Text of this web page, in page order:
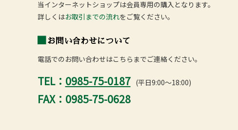
当インターネットショップは会員専用の購入となります。
詳しくはお取引までの流れをご覧ください。
お問い合わせについて
電話でのお問い合わせはこちらまでご連絡ください。
TEL： 0985-75-0187 (平日9:00～18:00)
FAX：0985-75-0628